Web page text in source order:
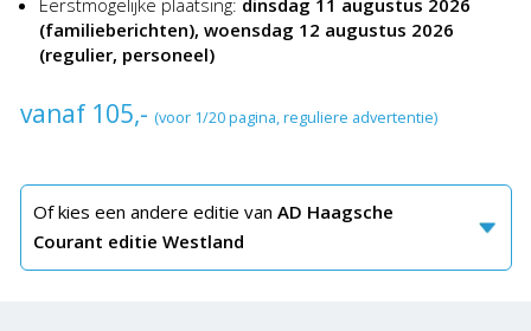
(familieberichten), woensdag 12 augustus 2026
(regulier, personeel)
vanaf 105,- (voor 1/20 pagina, reguliere advertentie)
Of kies een andere editie van AD Haagsche
Courant editie Westland